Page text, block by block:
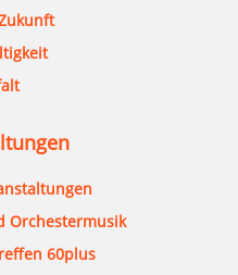
Orchestermusik
60plus